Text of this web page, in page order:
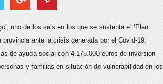
uno de los seis en los que se sustenta el ‘Plan
ante la crisis generada por el Covid-19.
de ayuda social con 4.175.000 euros de inversión
y familias en situación de vulnerabilidad en los